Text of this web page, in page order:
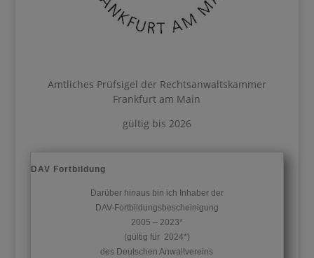
Amtliches Prüfsigel der Rechtsanwaltskammer
Frankfurt am Main
gültig bis 2026
DAV Fortbildung
Darüber hinaus bin ich Inhaber der
DAV-Fortbildungsbescheinigung
2005 – 2023*
(gültig für 2024*)
des Deutschen Anwaltvereins